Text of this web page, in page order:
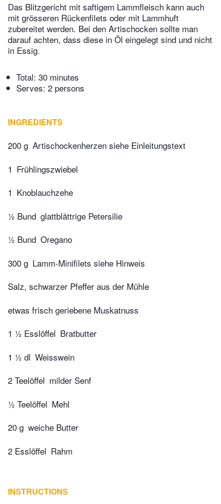
Das Blitzgericht mit saftigem Lammfleisch kann auch
mit grösseren Rückenfilets oder mit Lammhuft
zubereitet werden. Bei den Artischocken sollte man
darauf achten, dass diese in Öl eingelegt sind und nicht
in Essig.
Total: 30 minutes
Serves: 2 persons
INGREDIENTS
200 g Artischockenherzen siehe Einleitungstext
1 Frühlingszwiebel
1 Knoblauchzehe
½ Bund glattblättrige Petersilie
½ Bund Oregano
300 g Lamm-Minifilets siehe Hinweis
Salz, schwarzer Pfeffer aus der Mühle
etwas frisch geriebene Muskatnuss
1 ½ Esslöffel Bratbutter
1 ½ dl Weisswein
2 Teelöffel milder Senf
½ Teelöffel Mehl
20 g weiche Butter
2 Esslöffel Rahm
INSTRUCTIONS